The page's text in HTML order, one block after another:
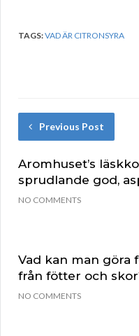
TAGS:VAD ÄR CITRONSYRA
Previous Post
Aromhuset’s
sprudlande god,
NO COMMENTS
Vad kan man göra
från fötter och
NO COMMENTS